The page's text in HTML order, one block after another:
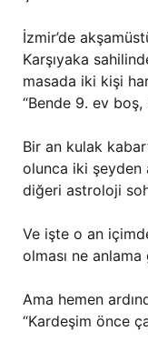
İzmir’de
Karşıyaka
masada iki kişi
“Bende 9. ev
Bir an kulak
olunca iki şeyden
diğeri astroloji
Ve işte o an
olması ne anlama
Ama hemen
“Kardeşim önce